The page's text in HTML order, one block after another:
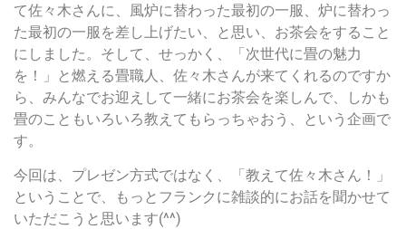
て佐々木さんに、風炉に替わった最初の一服、炉に替わっ
た最初の一服を差し上げたい、と思い、お茶会をすること
にしました。そして、せっかく、「次世代に畳の魅力
を！」と燃える畳職人、佐々木さんが来てくれるのですか
ら、みんなでお迎えして一緒にお茶会を楽しんで、しかも
畳のこともいろいろ教えてもらっちゃおう、という企画で
す。
今回は、プレゼン方式ではなく、「教えて佐々木さん！」
ということで、もっとフランクに雑談的にお話を聞かせて
いただこうと思います(^^)